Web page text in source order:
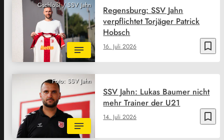
Gschlößl / SSV Jahn
bookmark_border
16. Juli 2026
Regensburg: SSV Jahn
verpflichtet Torjäger Patrick
Hobsch
Foto: SSV Jahn
bookmark_border
14. Juli 2026
SSV Jahn: Lukas Baumer nicht
mehr Trainer der U21